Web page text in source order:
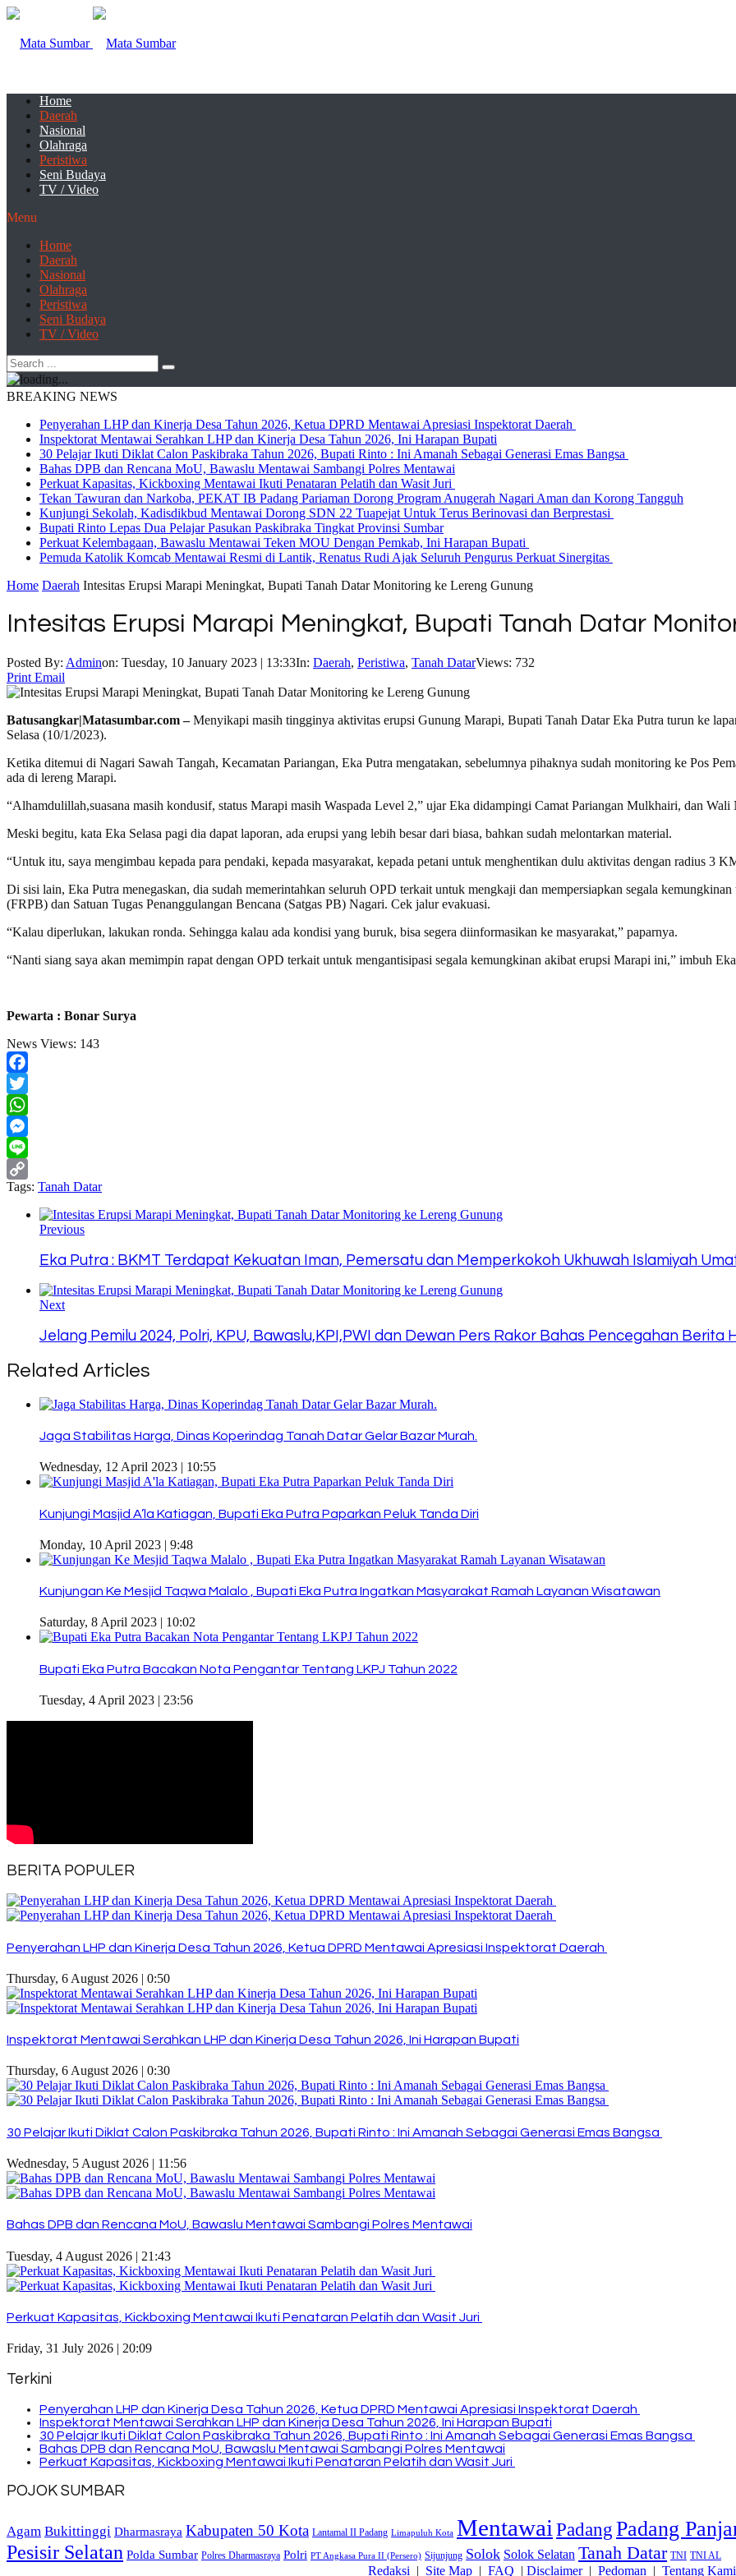
Home
Daerah
Nasional
Olahraga
Peristiwa
Seni Budaya
TV / Video
Menu
Home
Daerah
Nasional
Olahraga
Peristiwa
Seni Budaya
TV / Video
BREAKING NEWS
Penyerahan LHP dan Kinerja Desa Tahun 2026, Ketua DPRD Mentawai Apresiasi Inspektorat Daerah
Inspektorat Mentawai Serahkan LHP dan Kinerja Desa Tahun 2026, Ini Harapan Bupati
30 Pelajar Ikuti Diklat Calon Paskibraka Tahun 2026, Bupati Rinto : Ini Amanah Sebagai Generasi Emas Bangsa
Bahas DPB dan Rencana MoU, Bawaslu Mentawai Sambangi Polres Mentawai
Perkuat Kapasitas, Kickboxing Mentawai Ikuti Penataran Pelatih dan Wasit Juri
Tekan Tawuran dan Narkoba, PEKAT IB Padang Pariaman Dorong Program Anugerah Nagari Aman dan Korong Tangguh
Kunjungi Sekolah, Kadisdikbud Mentawai Dorong SDN 22 Tuapejat Untuk Terus Berinovasi dan Berprestasi
Bupati Rinto Lepas Dua Pelajar Pasukan Paskibraka Tingkat Provinsi Sumbar
Perkuat Kelembagaan, Bawaslu Mentawai Teken MOU Dengan Pemkab, Ini Harapan Bupati
Pemuda Katolik Komcab Mentawai Resmi di Lantik, Renatus Rudi Ajak Seluruh Pengurus Perkuat Sinergitas
Home Daerah Intesitas Erupsi Marapi Meningkat, Bupati Tanah Datar Monitoring ke Lereng Gunung
Intesitas Erupsi Marapi Meningkat, Bupati Tanah Datar
Posted By: Adminon: Tuesday, 10 January 2023 | 13:33In: Daerah, Peristiwa, Tanah DatarViews: 732
Print Email
Batusangkar|Matasumbar.com –Menyikapi masih tingginya aktivitas erupsi Gunung Marapi, Bupati Tanah Datar Eka Putra turun ke
Selasa (10/1/2023).
Ketika ditemui di Nagari Sawah Tangah, Kecamatan Pariangan, Eka Putra mengatakan, sebelumnya pihaknya sudah monitoring ke Pos
ada di lereng Marapi.
“Alhamdulillah,suasana masih kondusif, status Marapi masih Waspada Level 2,” ujar Eka didampingi Camat Pariangan Mulkhairi, dan Wali
Meski begitu, kata Eka Selasa pagi dia dapat laporan, ada erupsi yang lebih besar dari biasa, bahkan sudah melontarkan material.
“Untuk itu, saya mengimbau kepada para pendaki, kepada masyarakat, kepada petani untuk menghentikan dulu aktivitas dengan radius 3
Di sisi lain, Eka Putra menegaskan, dia sudah memerintahkan seluruh OPD terkait untuk mengkaji dan mempersiapkan segala
(FRPB) dan Satuan Tugas Penanggulangan Bencana (Satgas PB) Nagari. Cek jalur evakuasi.
“Kalau diperlukan, lakukan ronda. Sehingga kalau ada kondisi yang buruk, bisa segera diinformasikan ke masyarakat,” paparnya.
“Nanti siang saya akan memimpin rapat dengan OPD terkait untuk mengantisipasi segala kemungkinan akibat erupsi Marapi ini,” imbuh
Pewarta : Bonar Surya
News Views: 143
Facebook
Twitter
WhatsApp
Messenger
Line
Copy
Link
Tags: Tanah Datar
Previous
Eka Putra : BKMT Terdapat Kekuatan Iman, Pemersatu dan Memperkokoh Ukhuwah Islamiyah
Next
Jelang Pemilu 2024, Polri, KPU, Bawaslu,KPI,PWI dan Dewan Pers Rakor Bahas Pencegahan Berita
Related Articles
Jaga Stabilitas Harga, Dinas Koperindag Tanah Datar Gelar Bazar Murah.
Wednesday, 12 April 2023 | 10:55
Kunjungi Masjid A’la Katiagan, Bupati Eka Putra Paparkan Peluk Tanda Diri
Monday, 10 April 2023 | 9:48
Kunjungan Ke Mesjid Taqwa Malalo , Bupati Eka Putra Ingatkan Masyarakat Ramah Layanan Wisatawan
Saturday, 8 April 2023 | 10:02
Bupati Eka Putra Bacakan Nota Pengantar Tentang LKPJ Tahun 2022
Tuesday, 4 April 2023 | 23:56
BERITA POPULER
Penyerahan LHP dan Kinerja Desa Tahun 2026, Ketua DPRD Mentawai Apresiasi Inspektorat Daerah
Thursday, 6 August 2026 | 0:50
Inspektorat Mentawai Serahkan LHP dan Kinerja Desa Tahun 2026, Ini Harapan Bupati
Thursday, 6 August 2026 | 0:30
30 Pelajar Ikuti Diklat Calon Paskibraka Tahun 2026, Bupati Rinto : Ini Amanah Sebagai Generasi Emas Bangsa
Wednesday, 5 August 2026 | 11:56
Bahas DPB dan Rencana MoU, Bawaslu Mentawai Sambangi Polres Mentawai
Tuesday, 4 August 2026 | 21:43
Perkuat Kapasitas, Kickboxing Mentawai Ikuti Penataran Pelatih dan Wasit Juri
Friday, 31 July 2026 | 20:09
Terkini
Penyerahan LHP dan Kinerja Desa Tahun 2026, Ketua DPRD Mentawai Apresiasi Inspektorat Daerah
Inspektorat Mentawai Serahkan LHP dan Kinerja Desa Tahun 2026, Ini Harapan Bupati
30 Pelajar Ikuti Diklat Calon Paskibraka Tahun 2026, Bupati Rinto : Ini Amanah Sebagai Generasi Emas Bangsa
Bahas DPB dan Rencana MoU, Bawaslu Mentawai Sambangi Polres Mentawai
Perkuat Kapasitas, Kickboxing Mentawai Ikuti Penataran Pelatih dan Wasit Juri
POJOK SUMBAR
Agam Bukittinggi Dharmasraya Kabupaten 50 Kota Lantamal II Padang Limapuluh Kota Mentawai PadangPadang
Pesisir Selatan Polda Sumbar Polres Dharmasraya Polri PT Angkasa Pura II (Persero) Sijunjung Solok Solok Selatan Tanah Datar TNI TNI AL
Redaksi | Site Map | FAQ | Disclaimer| Pedoman | Tentang Kami